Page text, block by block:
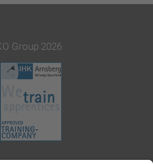
Group 2026